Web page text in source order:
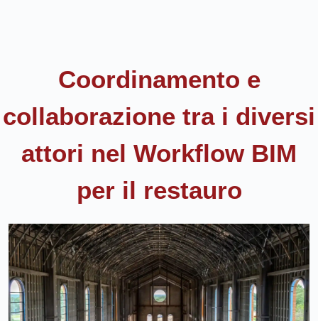
Coordinamento e
collaborazione tra i diversi
attori nel Workflow BIM
per il restauro